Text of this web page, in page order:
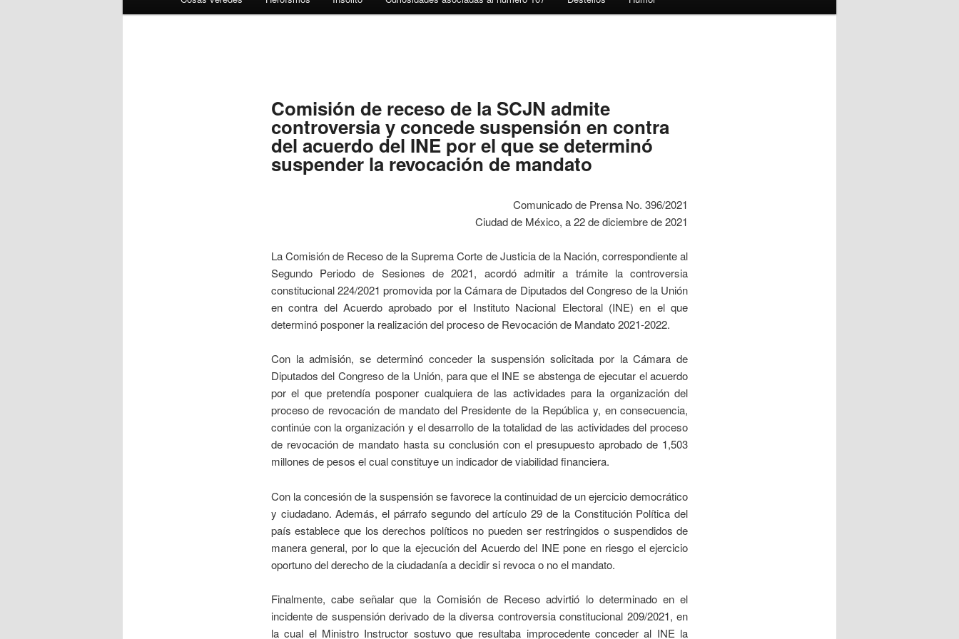
Comisión de receso de la SCJN admite
controversia y concede suspensión en contra
del acuerdo del INE por el que se determinó
suspender la revocación de mandato
Comunicado de Prensa No. 396/2021
Ciudad de México, a 22 de diciembre de 2021
La Comisión de Receso de la Suprema Corte de Justicia de la Nación, correspondiente al
Segundo Periodo de Sesiones de 2021, acordó admitir a trámite la controversia
constitucional 224/2021 promovida por la Cámara de Diputados del Congreso de la Unión
en contra del Acuerdo aprobado por el Instituto Nacional Electoral (INE) en el que
determinó posponer la realización del proceso de Revocación de Mandato 2021-2022.
Con la admisión, se determinó conceder la suspensión solicitada por la Cámara de
Diputados del Congreso de la Unión, para que el INE se abstenga de ejecutar el acuerdo
por el que pretendía posponer cualquiera de las actividades para la organización del
proceso de revocación de mandato del Presidente de la República y, en consecuencia,
continúe con la organización y el desarrollo de la totalidad de las actividades del proceso
de revocación de mandato hasta su conclusión con el presupuesto aprobado de 1,503
millones de pesos el cual constituye un indicador de viabilidad financiera.
Con la concesión de la suspensión se favorece la continuidad de un ejercicio democrático
y ciudadano. Además, el párrafo segundo del artículo 29 de la Constitución Política del
país establece que los derechos políticos no pueden ser restringidos o suspendidos de
manera general, por lo que la ejecución del Acuerdo del INE pone en riesgo el ejercicio
oportuno del derecho de la ciudadanía a decidir si revoca o no el mandato.
Finalmente, cabe señalar que la Comisión de Receso advirtió lo determinado en el
incidente de suspensión derivado de la diversa controversia constitucional 209/2021, en
la cual el Ministro Instructor sostuvo que resultaba improcedente conceder al INE la